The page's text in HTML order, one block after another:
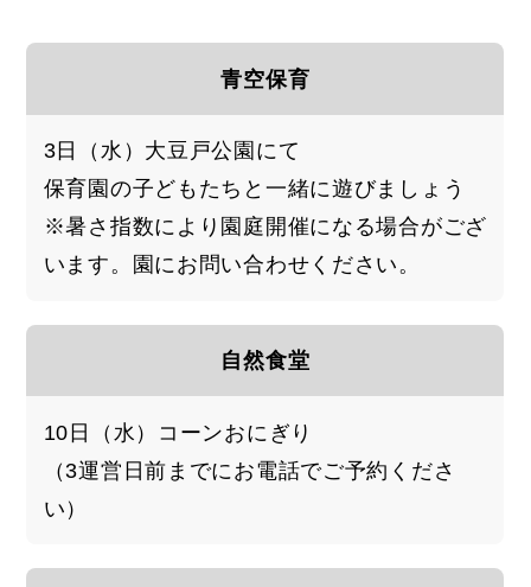
青空保育
3日（水）大豆戸公園にて
保育園の子どもたちと一緒に遊びましょう
※暑さ指数により園庭開催になる場合がござ
います。園にお問い合わせください。
自然食堂
10日（水）コーンおにぎり
（3運営日前までにお電話でご予約くださ
い）